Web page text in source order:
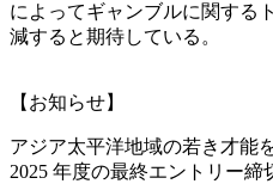
によってギャンブルに関する
減すると期待している。
【お知らせ】
アジア太平洋地域の若き才能
2025 年度の最終エントリー